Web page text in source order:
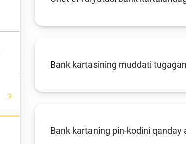
Moliya bozori
huquqlari
Bank kartasining muddati
Bank kartaning pin-kodini